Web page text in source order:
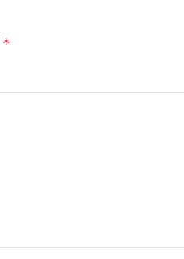
*